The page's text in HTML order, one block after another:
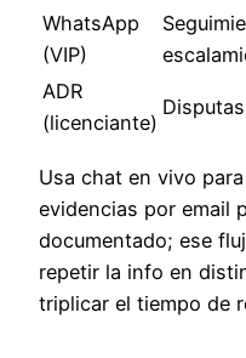
WhatsApp
(VIP)
ADR
(licenciante)
Usa chat en vivo
evidencias por email
documentado; ese
repetir la info en
triplicar el tiempo de